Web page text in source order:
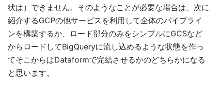
状は）できません。そのようなことが必要な場合は、次に
紹介するGCPの他サービスを利用して全体のパイプライ
ンを構築するか、ロード部分のみをシンプルにGCSなど
からロードしてBigQueryに流し込めるような状態を作っ
てそこからはDataformで完結させるかのどちらかになる
と思います。